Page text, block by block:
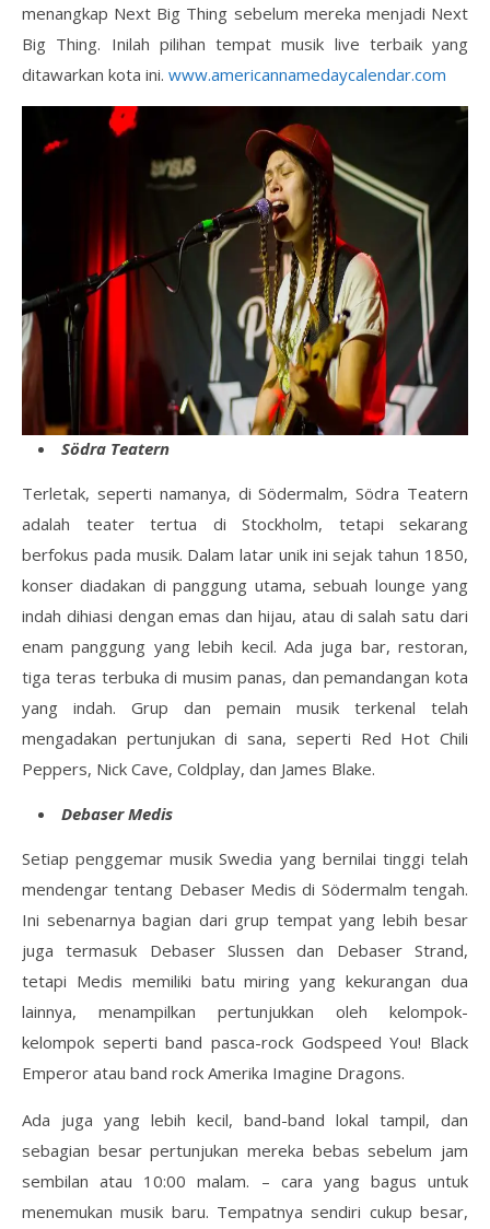
menangkap Next Big Thing sebelum mereka menjadi Next
Big Thing. Inilah pilihan tempat musik live terbaik yang
ditawarkan kota ini. www.americannamedaycalendar.com
Södra Teatern
Terletak, seperti namanya, di Södermalm, Södra Teatern
adalah teater tertua di Stockholm, tetapi sekarang
berfokus pada musik. Dalam latar unik ini sejak tahun 1850,
konser diadakan di panggung utama, sebuah lounge yang
indah dihiasi dengan emas dan hijau, atau di salah satu dari
enam panggung yang lebih kecil. Ada juga bar, restoran,
tiga teras terbuka di musim panas, dan pemandangan kota
yang indah. Grup dan pemain musik terkenal telah
mengadakan pertunjukan di sana, seperti Red Hot Chili
Peppers, Nick Cave, Coldplay, dan James Blake.
Debaser Medis
Setiap penggemar musik Swedia yang bernilai tinggi telah
mendengar tentang Debaser Medis di Södermalm tengah.
Ini sebenarnya bagian dari grup tempat yang lebih besar
juga termasuk Debaser Slussen dan Debaser Strand,
tetapi Medis memiliki batu miring yang kekurangan dua
lainnya, menampilkan pertunjukkan oleh kelompok-
kelompok seperti band pasca-rock Godspeed You! Black
Emperor atau band rock Amerika Imagine Dragons.
Ada juga yang lebih kecil, band-band lokal tampil, dan
sebagian besar pertunjukan mereka bebas sebelum jam
sembilan atau 10:00 malam. – cara yang bagus untuk
menemukan musik baru. Tempatnya sendiri cukup besar,